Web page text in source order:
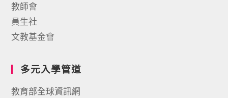
教師會
員生社
文教基金會
多元入學管道
教育部全球資訊網